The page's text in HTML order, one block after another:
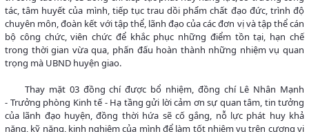
tác, tâm huyết của mình, tiếp tục trau dồi phẩm chất đạo đức, trình độ
chuyên môn, đoàn kết với tập thể, lãnh đạo của các đơn vị và tập thể cán
bộ công chức, viên chức để khắc phục những điểm tồn tại, hạn chế
trong thời gian vừa qua, phấn đấu hoàn thành những nhiệm vụ quan
trọng mà UBND huyện giao.
Thay mặt 03 đồng chí được bổ nhiệm, đồng chí Lê Nhân Mạnh
- Trưởng phòng Kinh tế - Hạ tầng gửi lời cảm ơn sự quan tâm, tin tưởng
của lãnh đạo huyện, đồng thời hứa sẽ cố gắng, nỗ lực phát huy khả
năng, kỹ năng, kinh nghiệm của mình để làm tốt nhiệm vụ trên cương vị